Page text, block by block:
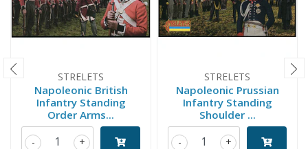
STRELETS
Napoleonic British
Infantry Standing
Order Arms...
+
-
STRELETS
Napoleonic Prussian
Infantry Standing
Shoulder ...
+
-